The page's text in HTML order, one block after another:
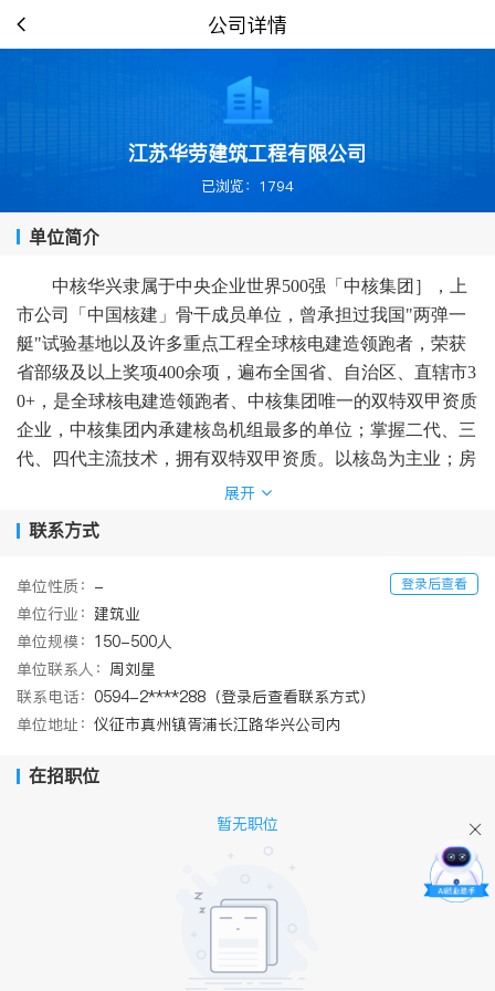
公司详情
江苏华劳建筑工程有限公司
已浏览：1794
单位简介
中核华兴隶属于中央企业世界500强「中核集团］，上
市公司「中国核建」骨干成员单位，曾承担过我国"两弹一
艇"试验基地以及许多重点工程全球核电建造领跑者，荣获
省部级及以上奖项400余项，遍布全国省、自治区、直辖市3
0+，是全球核电建造领跑者、中核集团唯一的双特双甲资质
企业，中核集团内承建核岛机组最多的单位；掌握二代、三
代、四代主流技术，拥有双特双甲资质。以核岛为主业；房
核工业华兴建设有限公司的重要业务配套公司，公司在册职
工4000多人，公司拥有各类专业技术人员及管理人员400余
人，拥有一支工种齐全、施工经验丰富的产业工人队伍。
公司注册资本金
包业务，已取得砌筑等10项劳务分包资质、模板脚手架资质
以及劳务派遣业务许可。
公司成立以来，主要从事核电劳务施工和工业与民用建
为已任，参与了由华兴公司承建的所有核电工程的劳务分包
年荣获江苏省优秀劳务企业，在员工队伍建设、承包能力和
管理水平等方面有了长足的发展。
“共建共享”的企业文化，坚持“质量第一、
优质服务”的宗旨，牢固树立“业主至上、诚信经营”的理
友携手共进，共创美好未来。
展开
联系方式
登录后查看
单位性质： -
单位行业： 建筑业
单位规模： 150-500人
单位联系人： 周刘星
联系电话： 0594-2****288（登录后查看联系方式）
单位地址： 仪征市真州镇胥浦长江路华兴公司内
在招职位
暂无职位